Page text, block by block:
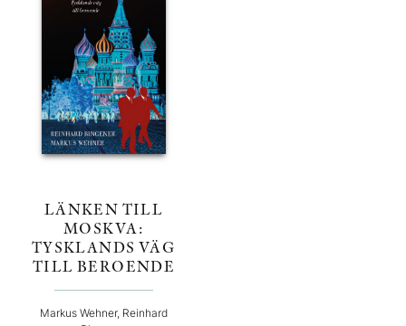
LÄNKEN TILL
MOSKVA:
TYSKLANDS VÄG
TILL BEROENDE
Markus Wehner, Reinhard